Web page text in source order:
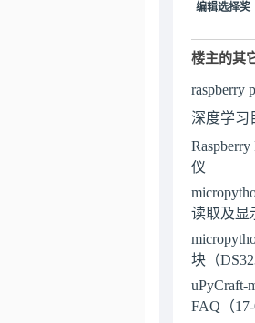
编辑选择奖
楼主的其
raspberry
深度学习
仪
读取及显
块（
uPyCraft-
FAQ（17-